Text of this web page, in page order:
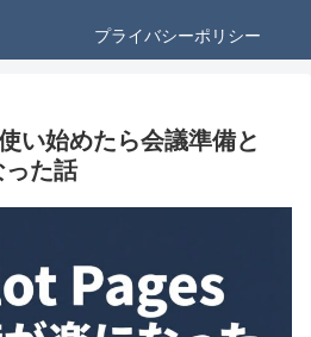
プライバシーポリシー
い始めたら会議準備と
った話